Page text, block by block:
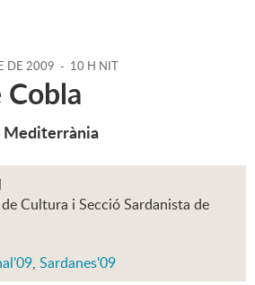
DE 2009 - 10 H NIT
Mediterrània
Cultura i Secció Sardanista de
, Sardanes'09